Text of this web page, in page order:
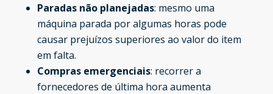
Paradas não planejadas: mesmo uma
máquina parada por algumas horas pode
causar prejuízos superiores ao valor do item
em falta.
Compras emergenciais: recorrer a
fornecedores de última hora aumenta